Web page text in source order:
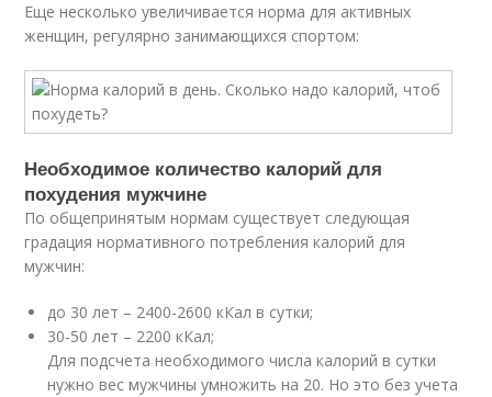
Еще несколько увеличивается норма для активных
женщин, регулярно занимающихся спортом:
Необходимое количество калорий для
похудения мужчине
По общепринятым нормам существует следующая
градация нормативного потребления калорий для
мужчин:
до 30 лет – 2400-2600 кКал в сутки;
30-50 лет – 2200 кКал;
Для подсчета необходимого числа калорий в сутки
нужно вес мужчины умножить на 20. Но это без учета